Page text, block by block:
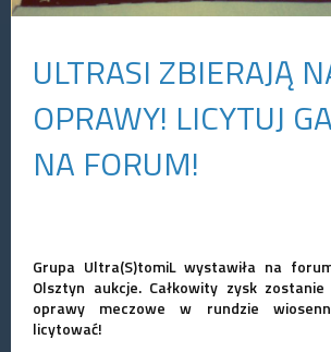
ULTRASI ZBIERAJĄ
OPRAWY! LICYTUJ
NA FORUM!
Grupa Ultra(S)tomiL wystawiła na
Olsztyn aukcje. Całkowity zysk
oprawy meczowe w rundzie
licytować!